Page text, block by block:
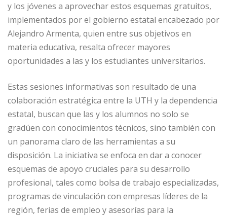
y los jóvenes a aprovechar estos esquemas gratuitos,
implementados por el gobierno estatal encabezado por
Alejandro Armenta, quien entre sus objetivos en
materia educativa, resalta ofrecer mayores
oportunidades a las y los estudiantes universitarios.
Estas sesiones informativas son resultado de una
colaboración estratégica entre la UTH y la dependencia
estatal, buscan que las y los alumnos no solo se
gradúen con conocimientos técnicos, sino también con
un panorama claro de las herramientas a su
disposición. La iniciativa se enfoca en dar a conocer
esquemas de apoyo cruciales para su desarrollo
profesional, tales como bolsa de trabajo especializadas,
programas de vinculación con empresas líderes de la
región, ferias de empleo y asesorías para la